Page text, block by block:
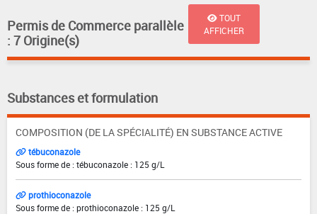
Permis de Commerce parallèle
: 7 Origine(s)
TOUT
AFFICHER
Substances et formulation
COMPOSITION (DE LA SPÉCIALITÉ) EN SUBSTANCE ACTIVE
tébuconazole
Sous forme de : tébuconazole : 125 g/L
prothioconazole
Sous forme de : prothioconazole : 125 g/L